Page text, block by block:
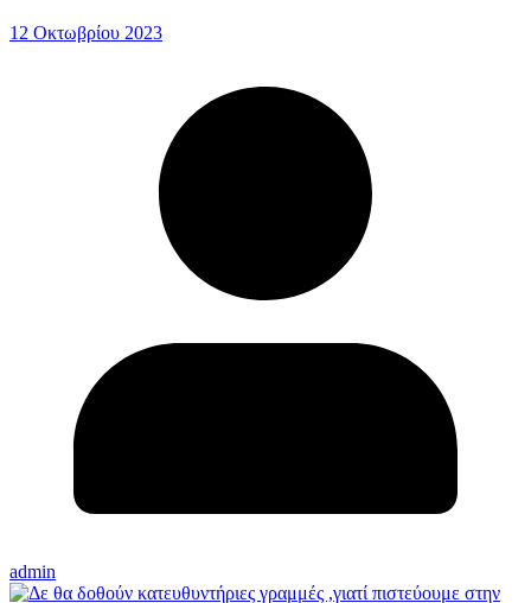
12 Οκτωβρίου 2023
admin